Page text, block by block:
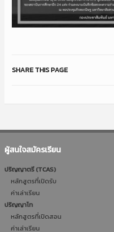
SHARE THIS PAGE
ผู้สนใจสมัครเรียน
ปริญญาตรี (TCAS)
หลักสูตรที่เปิดรับ
ค่าเล่าเรียน
ปริญญาโท
หลักสูตรที่เปิดสอน
ค่าเล่าเรียน